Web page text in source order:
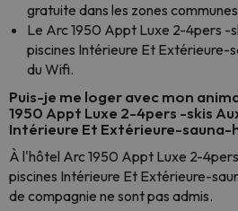
gratuite dans les zones communes
Le Arc 1950 Appt Luxe 2-4pers -
piscines Intérieure Et Extérieure-
du Wifi.
Puis-je me loger avec mon
1950 Appt Luxe 2-4pers -skis
Intérieure Et Extérieure-sauna-
À l'hôtel Arc 1950 Appt Luxe 2-
piscines Intérieure Et Extérieure-
de compagnie ne sont pas admis.